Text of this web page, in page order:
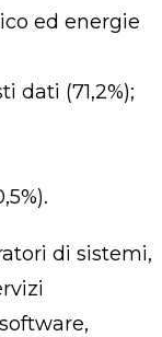
ed energie
dati (71,2%);
di sistemi,